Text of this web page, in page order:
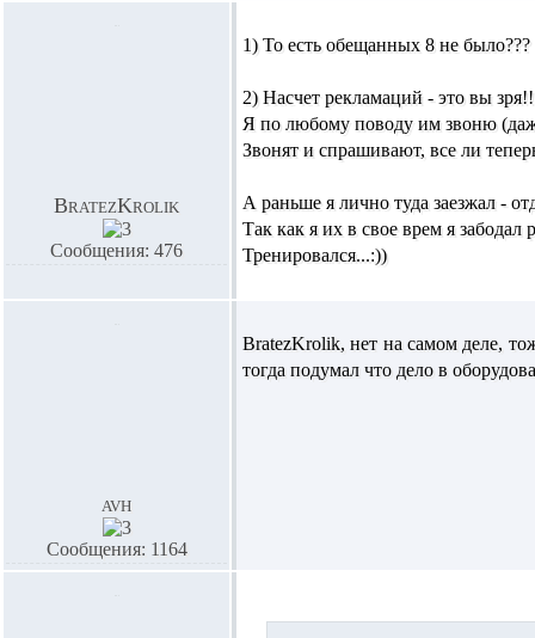
BratezKrolik
Сообщения: 476
1) То есть обещанных 8 не
2) Насчет рекламаций - это вы
Я по любому поводу им звоню
Звонят и спрашивают, все ли
А раньше я лично туда заезжал -
Так как я их в свое врем я
Тренировался...:))
avh
Сообщения: 1164
BratezKrolik,нет на самом деле,
тогда подумал что дело в